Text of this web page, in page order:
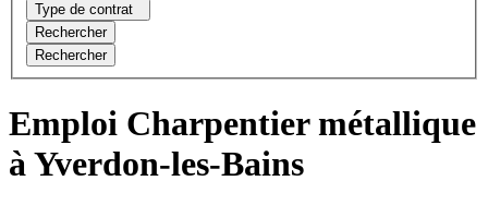
Type de contrat
Rechercher
Rechercher
Emploi Charpentier métallique
à Yverdon-les-Bains